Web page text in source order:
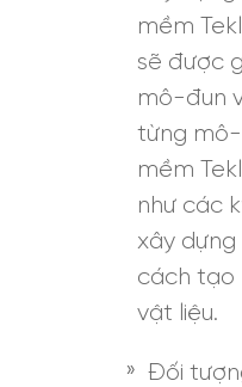
mềm
sẽ được
mô-đun
từng
mềm
như các
xây dựng
cách tạo
vật liệu.
Đối